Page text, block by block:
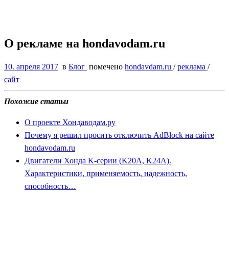
О рекламе на hondavodam.ru
10. апреля 2017 в Блог помечено hondavdam.ru /реклама /
сайт
Похожие статьи
О проекте Хондаводам.ру
Почему я решил просить отключить AdBlock на сайте
hondavodam.ru
Двигатели Хонда K-серии (K20A, K24A).
Характеристики, применяемость, надежность,
способность…